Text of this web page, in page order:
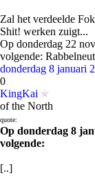
Zal het verdeelde
Shit! werken zuigt...
Op donderdag 22
volgende:
donderdag 8 januari
0
KingKai
of the North
quote:
Op donderdag 8
volgende:
[..]